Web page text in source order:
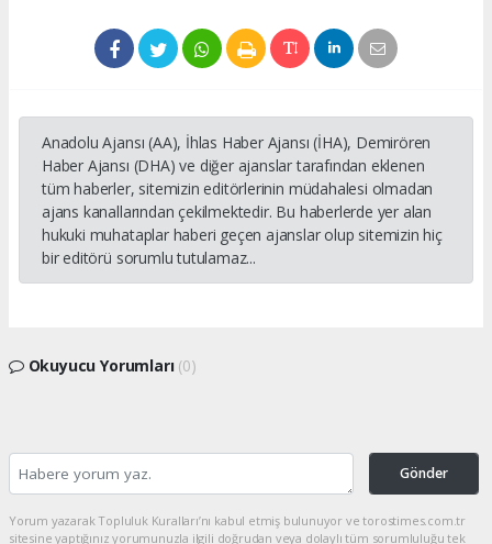
Anadolu Ajansı (AA), İhlas Haber Ajansı (İHA), Demirören
Haber Ajansı (DHA) ve diğer ajanslar tarafından eklenen
tüm haberler, sitemizin editörlerinin müdahalesi olmadan
ajans kanallarından çekilmektedir. Bu haberlerde yer alan
hukuki muhataplar haberi geçen ajanslar olup sitemizin hiç
bir editörü sorumlu tutulamaz...
Okuyucu Yorumları (0)
Gönder
Yorum yazarak Topluluk Kuralları’nı kabul etmiş bulunuyor ve torostimes.com.tr
sitesine yaptığınız yorumunuzla ilgili doğrudan veya dolaylı tüm sorumluluğu tek